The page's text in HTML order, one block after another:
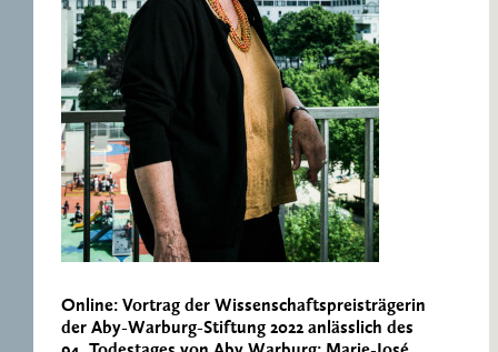
Online: Vortrag der Wissenschaftspreisträgerin
der Aby-Warburg-Stiftung 2022 anlässlich des